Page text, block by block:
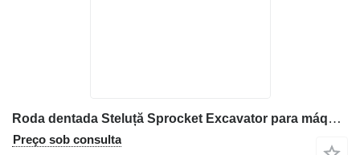
Roda dentada Steluță Sprocket Excavator para máquinas de construção Volvo EC140
Preço sob consulta